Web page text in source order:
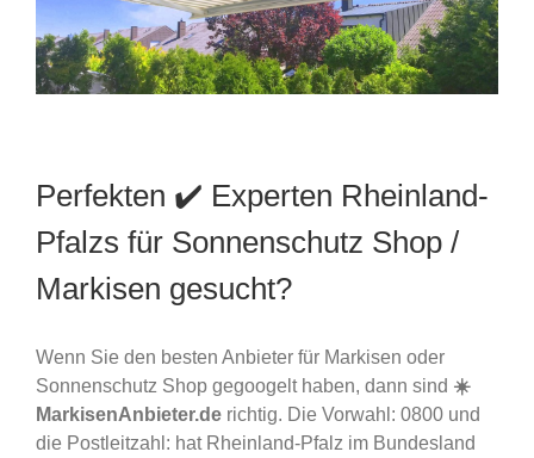
Perfekten ✔️ Experten Rheinland-
Pfalzs für Sonnenschutz Shop /
Markisen gesucht?
Wenn Sie den besten Anbieter für Markisen oder
Sonnenschutz Shop gegoogelt haben, dann sind ☀️
MarkisenAnbieter.de richtig. Die Vorwahl: 0800 und
die Postleitzahl: hat Rheinland-Pfalz im Bundesland